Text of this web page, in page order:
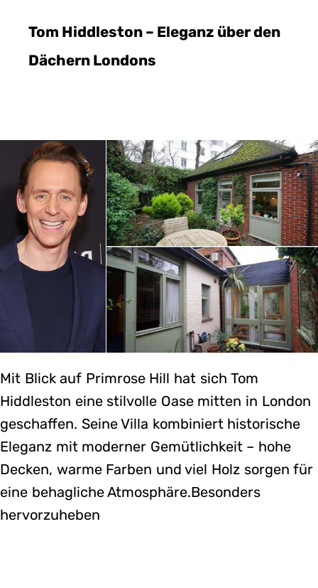
Tom Hiddleston – Eleganz über den
Dächern Londons
Mit Blick auf Primrose Hill hat sich Tom
Hiddleston eine stilvolle Oase mitten in London
geschaffen. Seine Villa kombiniert historische
Eleganz mit moderner Gemütlichkeit – hohe
Decken, warme Farben und viel Holz sorgen für
eine behagliche Atmosphäre.Besonders
hervorzuheben